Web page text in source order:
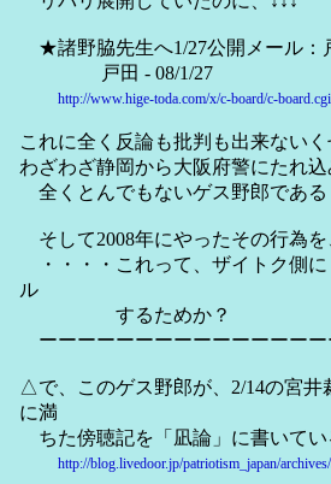
★諸野脇先生へ1/27公開メール：
戸田 - 08/1/27
http://www.hige-toda.com/x/c-board/c-
これに全く反論も批判も出来ない
わざわざ静岡から大阪府警にたれ
全くとんでもないゲス野郎である
そして2008年にやったその行為を
・・・・これって、ザイトク側
ル
するためか？
ーーーーーーーーーーーーーー
△で、このゲス野郎が、2/14の宮
に満
ちた傍聴記を「凪論」に書いてい
http://blog.livedoor.jp/patriotism_japan/